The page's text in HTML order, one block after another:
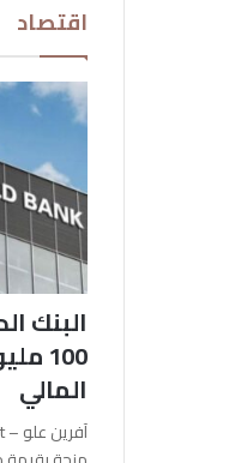
اقتصاد
البنك
100
المالي